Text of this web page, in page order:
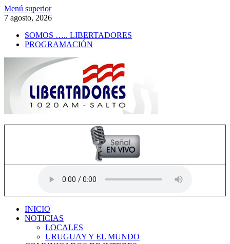
Saltar
al
Menú superior
7 agosto, 2026
SOMOS ….. LIBERTADORES
PROGRAMACIÓN
INICIO
NOTICIAS
LOCALES
URUGUAY Y EL MUNDO